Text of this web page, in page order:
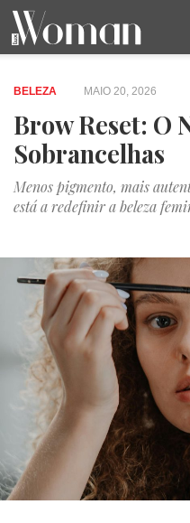
BELEZA
CAPA
LIFESTYLE
MODA
OPINIÃO
PESSOAS
SOCIEDADE
VIDEOS
BELEZA MAIO 20, 2026
Brow Reset: O
Sobrancelhas
Menos pigmento, mais
está a redefinir a beleza